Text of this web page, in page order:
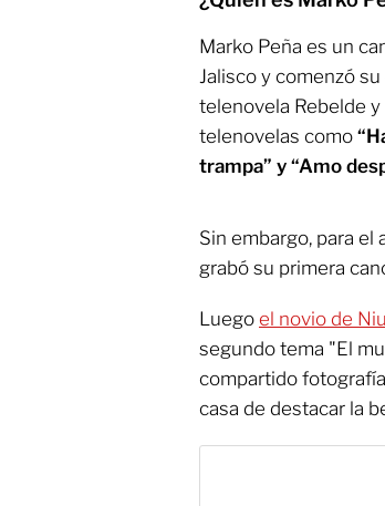
Marko Peña es un
Jalisco y comenzó
telenovela Rebelde
telenovelas como
trampa” y “Amo
Sin embargo, para el
grabó su primera
Luego el novio de
segundo tema "El
compartido
casa de destacar la